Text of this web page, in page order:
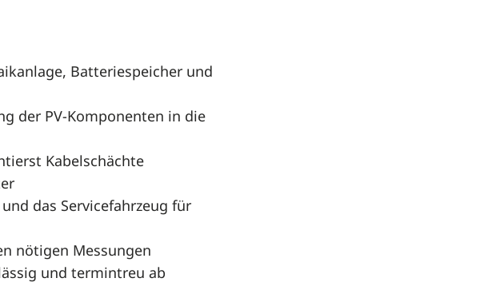
Batteriespeicher und
der PV-Komponenten in die
Kabelschächte
das Servicefahrzeug für
nötigen Messungen
und termintreu ab